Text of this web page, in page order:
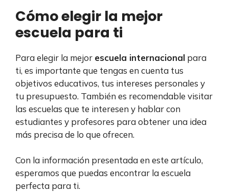
Cómo elegir la mejor
escuela para ti
Para elegir la mejor escuela internacional para
ti, es importante que tengas en cuenta tus
objetivos educativos, tus intereses personales y
tu presupuesto. También es recomendable visitar
las escuelas que te interesen y hablar con
estudiantes y profesores para obtener una idea
más precisa de lo que ofrecen.
Con la información presentada en este artículo,
esperamos que puedas encontrar la escuela
perfecta para ti.